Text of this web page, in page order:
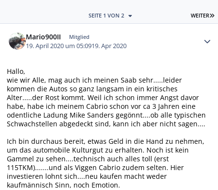
WEITER
SEITE 1 VON 2
Mario900II Mitglied
19. April 2020 um 05:0919. Apr 2020
Hallo,
wie wir Alle, mag auch ich meinen Saab sehr.....leider
kommen die Autos so ganz langsam in ein kritisches
Alter.....der Rost kommt. Weil ich schon immer Angst davor
habe, habe ich meinem Cabrio schon vor ca 3 Jahren eine
odentliche Ladung Mike Sanders gegönnt....ob alle typischen
Schwachstellen abgedeckt sind, kann ich aber nicht sagen....
Ich bin durchaus bereit, etwas Geld in die Hand zu nehmen,
um das automobile Kulturgut zu erhalten. Noch ist kein
Gammel zu sehen....technisch auch alles toll (erst
115TKM).......und als Viggen Cabrio zudem selten. Hier
investieren lohnt sich....neu kaufen macht weder
kaufmännisch Sinn, noch Emotion.